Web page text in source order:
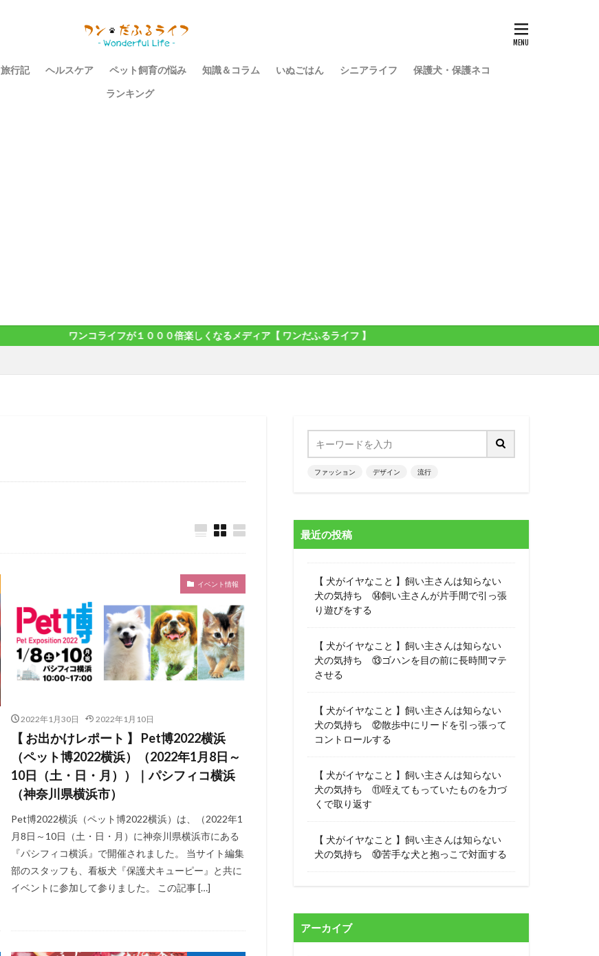
旅行記 ヘルスケア ペット飼育の悩み 知識＆コラム いぬごはん シニアライフ
保護犬・保護ネコ
ランキング
ワンコライフが１０００倍楽しくなるメディア【 ワンだふるライフ 】
イベント情報
2022年1月30日 2022年1月10日
【 お出かけレポート 】 Pet博2022横浜
（ペット博2022横浜）（2022年1月8日～
10日（土・日・月））｜パシフィコ横浜
（神奈川県横浜市）
Pet博2022横浜（ペット博2022横浜）は、（2022年1
月8日～10日（土・日・月）に神奈川県横浜市にある
『パシフィコ横浜』で開催されました。 当サイト編集
部のスタッフも、看板犬『保護犬キューピー』と共に
イベントに参加して参りました。 この記事 […]
ファッション デザイン 流行
最近の投稿
【 犬がイヤなこと 】飼い主さんは知らない
犬の気持ち ⑭飼い主さんが片手間で引っ張
り遊びをする
【 犬がイヤなこと 】飼い主さんは知らない
犬の気持ち ⑬ゴハンを目の前に長時間マテ
させる
【 犬がイヤなこと 】飼い主さんは知らない
犬の気持ち ⑫散歩中にリードを引っ張って
コントロールする
【 犬がイヤなこと 】飼い主さんは知らない
犬の気持ち ⑪咥えてもっていたものを力づ
くで取り返す
【 犬がイヤなこと 】飼い主さんは知らない
犬の気持ち ⑩苦手な犬と抱っこで対面する
アーカイブ